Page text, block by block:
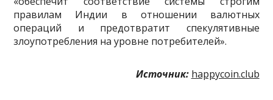
правилам Индии в отношении валютных
операций и предотвратит спекулятивные
злоупотребления на уровне потребителей».
Источник: happycoin.club